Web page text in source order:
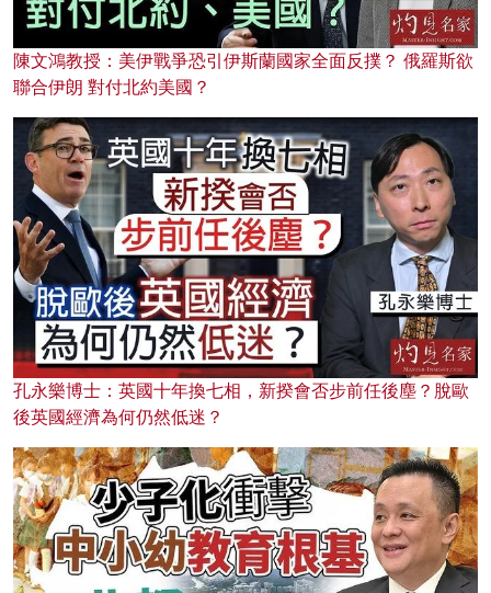
陳文鴻教授：美伊戰爭恐引伊斯蘭國家全面反撲？ 俄羅斯欲
聯合伊朗 對付北約美國？
孔永樂博士：英國十年換七相，新揆會否步前任後塵？脫歐
後英國經濟為何仍然低迷？